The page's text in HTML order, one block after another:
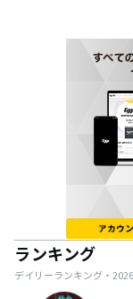
ランキング
デイリーランキング・